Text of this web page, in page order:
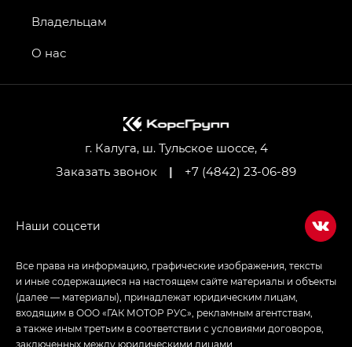
GS4 — Джи Эс 4 (GS4) в комплектациях Джи Би
привод — GB AWD, Джи Эль Полный привод —
Джи Ти — GT, Джи Икс — GX,
Джи Икс ПРЕМИУМ — GX PREMIUM, ЛАУНЖ —
LOUNGE
Empow — Эмпау (Empow) в комплектации
г. Калуга, ш. Тульское шоссе, 4
Заказать звонок
| +7 (4842) 23-06-89
Владельцам
О нас
Все права на информацию, графические изображения, тексты
и иные содержащиеся на настоящем сайте материалы и объекты
(далее — материалы), принадлежат юридическим лицам,
входящим в ООО «ГАК МОТОР РУС», рекламным агентствам,
а также иным третьим в соответствии с условиями договоров,
заключенных между юридическими лицами